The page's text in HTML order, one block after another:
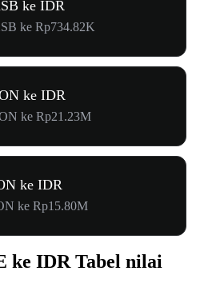
ke IDR
ke Rp734.82K
ke IDR
ke Rp21.23M
ke IDR
ke Rp15.80M
ke IDR Tabel nilai